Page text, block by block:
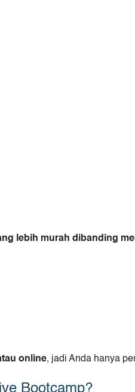
lebih murah dibanding
online, jadi Anda hanya
Bootcamp?